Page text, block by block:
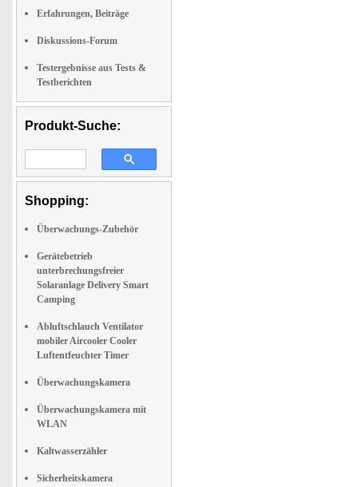
Erfahrungen, Beiträge
Diskussions-Forum
Testergebnisse aus Tests &
Testberichten
Produkt-Suche:
Shopping:
Überwachungs-Zubehör
Gerätebetrieb
unterbrechungsfreier
Solaranlage Delivery Smart
Camping
Abluftschlauch Ventilator
mobiler Aircooler Cooler
Luftentfeuchter Timer
Überwachungskamera
Überwachungskamera mit
WLAN
Kaltwasserzähler
Sicherheitskamera